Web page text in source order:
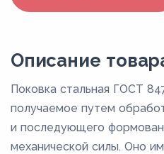
Описание
Поковка стальная ГОСТ
получаемое путем
и последующего
механической силы. Оно